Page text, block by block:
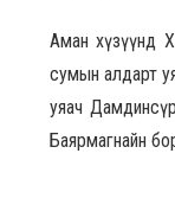
Аман хүзүүнд
сумын алдарт
уяач
Баярмагнайн